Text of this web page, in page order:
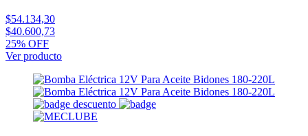
$54.134,30
$40.600,73
25% OFF
Ver producto